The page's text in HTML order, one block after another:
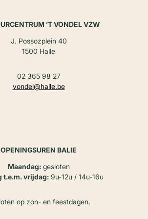
’T VONDEL VZW
J. Possozplein 40
1500 Halle
02 365 98 27
vondel@halle.be
OPENINGSUREN BALIE
Maandag:gesloten
t.e.m. vrijdag:9u-12u / 14u-16u
op zon- en feestdagen.